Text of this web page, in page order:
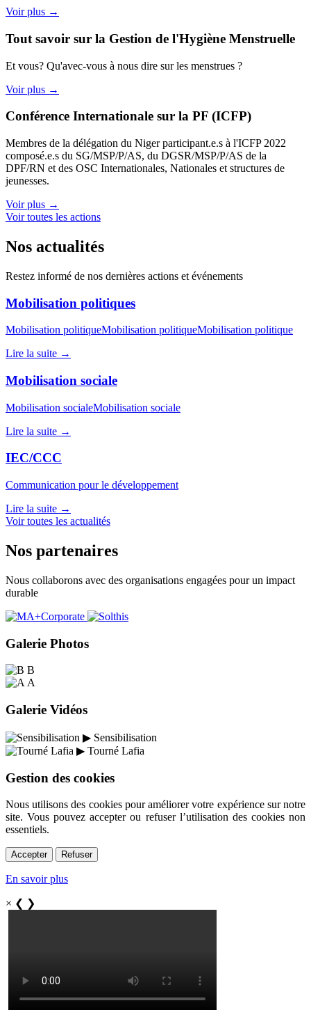
Voir plus →
Tout savoir sur la Gestion de l'Hygiène Menstruelle
Et vous? Qu'avec-vous à nous dire sur les menstrues ?
Voir plus →
Conférence Internationale sur la PF (ICFP)
Membres de la délégation du Niger participant.e.s à l'ICFP 2022
composé.e.s du SG/MSP/P/AS, du DGSR/MSP/P/AS de la
DPF/RN et des OSC Internationales, Nationales et structures de
jeunesses.
Voir plus →
Voir toutes les actions
Nos actualités
Restez informé de nos dernières actions et événements
Mobilisation politiques
Mobilisation politiqueMobilisation politiqueMobilisation politique
Lire la suite →
Mobilisation sociale
Mobilisation socialeMobilisation sociale
Lire la suite →
IEC/CCC
Communication pour le développement
Lire la suite →
Voir toutes les actualités
Nos partenaires
Nous collaborons avec des organisations engagées pour un impact
durable
Galerie Photos
B
A
Galerie Vidéos
▶ Sensibilisation
▶ Tourné Lafia
Gestion des cookies
Nous utilisons des cookies pour améliorer votre expérience sur notre
site. Vous pouvez accepter ou refuser l’utilisation des cookies non
essentiels.
Accepter Refuser
En savoir plus
× ❮ ❯